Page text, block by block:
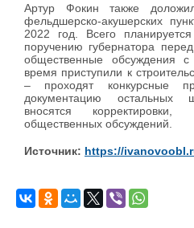
Артур Фокин также
фельдшерско-акушерских
2022 год. Всего
поручению губернатора
общественные обсуждения
время приступили к
– проходят конкурсные
документацию остальных
вносятся
общественных обсуждений.
Источник: https://